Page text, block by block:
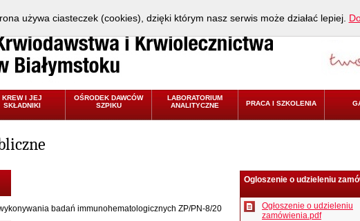
KREW I JEJ
SKŁADNIKI
OŚRODEK DAWCÓW
SZPIKU
LABORATORIUM
ANALITYCZNE
PRACA I SZKOLENIA
badań immunohematologicznych ZP/PN-8/20
Ogloszenie o udzieleniu
Ogłoszenie o udzieleniu
zamówienia.pdf
używa ciasteczek (cookies), dzięki którym nasz serwis może działać lepiej.